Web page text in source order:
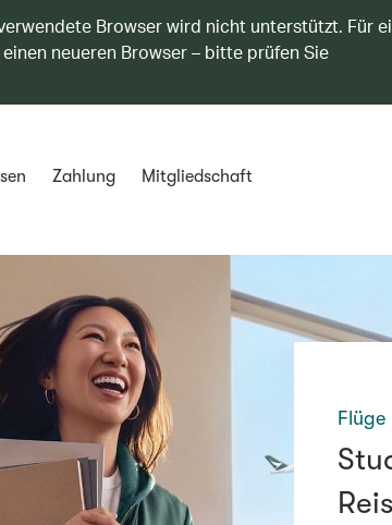
Browser wird nicht unterstützt. Für
neueren Browser – bitte prüfen Sie
Zahlung Mitgliedschaft
Flüge